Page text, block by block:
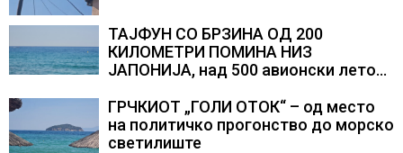
ТАЈФУН СО БРЗИНА ОД 200
КИЛОМЕТРИ ПОМИНА НИЗ
ЈАПОНИЈА, над 500 авионски летови
ГРЧКИОТ „ГОЛИ ОТОК“ – од место
на политичко прогонство до морско
светилиште